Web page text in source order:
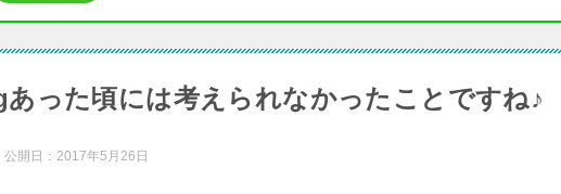
あった頃には考えられなかったことですね♪
公開日： 2017年5月26日